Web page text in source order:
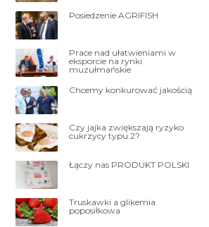
Posiedzenie AGRIFISH
Prace nad ułatwieniami w
eksporcie na rynki
muzułmańskie
Chcemy konkurować jakością
Czy jajka zwiększają ryzyko
cukrzycy typu 2?
Łączy nas PRODUKT POLSKI
Truskawki a glikemia
poposiłkowa